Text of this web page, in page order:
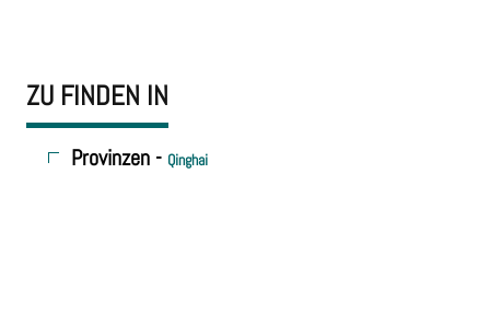
ZU FINDEN IN
Provinzen - Qinghai